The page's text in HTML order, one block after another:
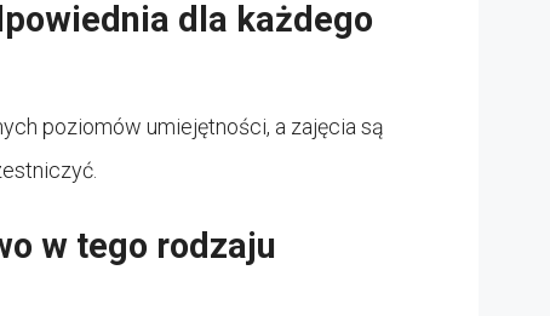
dla każdego
poziomów umiejętności, a zajęcia są
w tego rodzaju